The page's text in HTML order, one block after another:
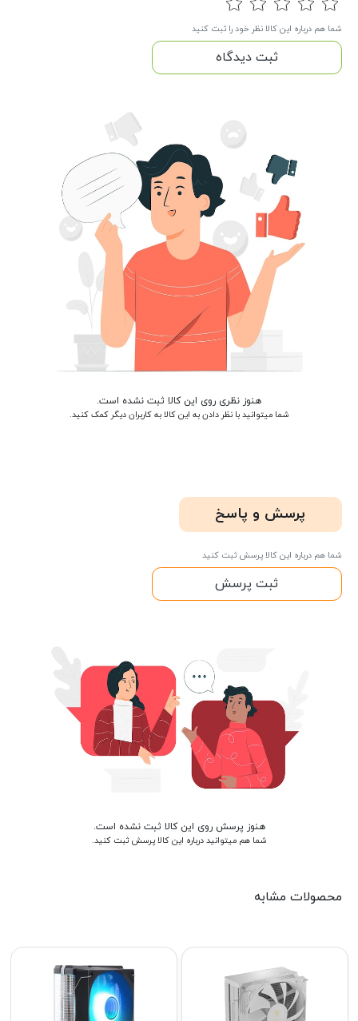
شما هم درباره این کالا نظر خود را ثبت کنید
ثبت دیدگاه
هنوز نظری روی این کالا ثبت نشده است.
شما میتوانید با نظر دادن به این کالا به کاربران دیگر کمک کنید.
پرسش و پاسخ
شما هم درباره این کالا پرسش ثبت کنید
ثبت پرسش
هنوز پرسش روی این کالا ثبت نشده است.
شما هم میتوانید درباره این کالا پرسش ثبت کنید.
محصولات مشابه